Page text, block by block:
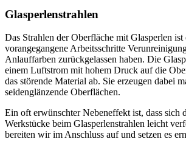
Glasperlenstrahlen
Das Strahlen der Oberfläche mit Glasperlen
vorangegangene Arbeitsschritte
Anlauffarben zurückgelassen haben. Die
einem Luftstrom mit hohem Druck auf die
das störende Material ab. Sie erzeugen dabei
seidenglänzende Oberflächen.
Ein oft erwünschter Nebeneffekt ist, dass sich
Werkstücke beim Glasperlenstrahlen leicht
bereiten wir im Anschluss auf und setzen es